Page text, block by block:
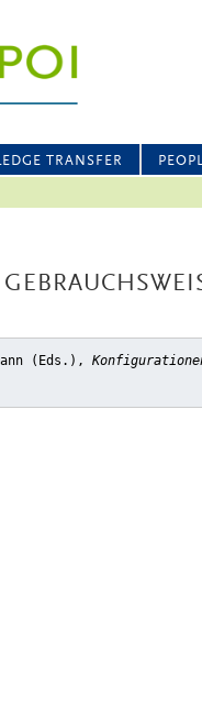
TRANSFER
(Eds.),